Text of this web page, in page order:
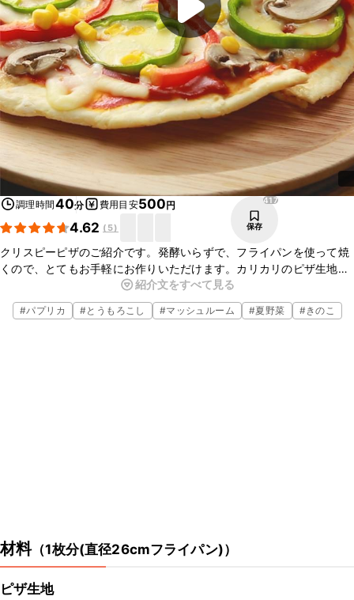
調理時間40分 費用目安500円
4.62 ( 5)
417
保存
クリスピーピザのご紹介です。発酵いらずで、フライパンを使って焼
くので、とてもお手軽にお作りいただけます。カリカリのピザ生地に
シャキシャキの彩り野菜がよく合います。お好みのトッピングやソー
スにアレンジして、ぜひお試しくださいね。
紹介文をすべて見る
#パプリカ #とうもろこし #マッシュルーム #夏野菜 #きのこ
材料（1枚分(直径26cmフライパン)）
ピザ生地